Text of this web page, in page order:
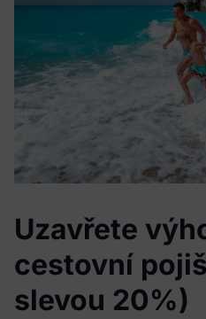
Uzavřete
cestovní
slevou 20%)